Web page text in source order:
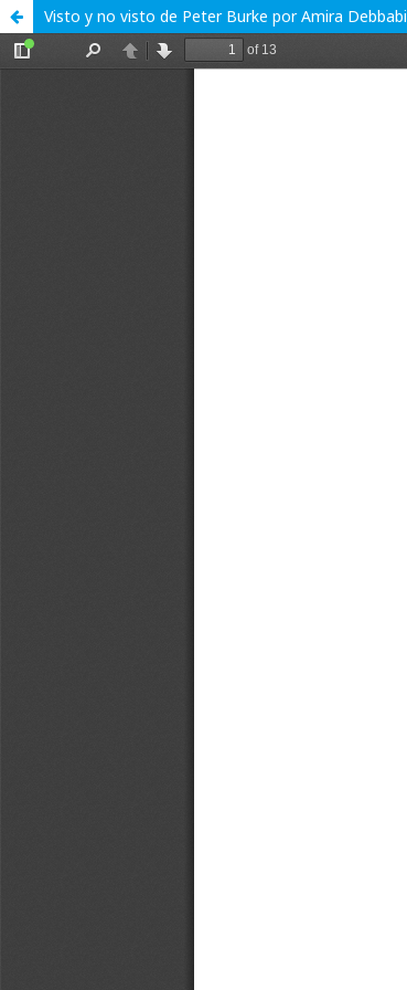
Visto y no visto de Peter Burke por Amira Debbabi